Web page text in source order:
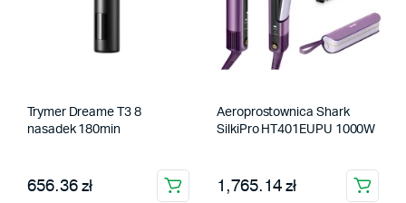
Trymer Dreame T3 8
nasadek 180min
656.36 zł
Aeroprostownica Shark
SilkiPro HT401EUPU 1000W
1,765.14 zł